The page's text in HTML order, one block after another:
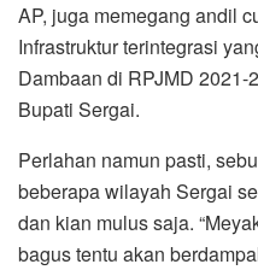
AP, juga memegang andil
Infrastruktur terintegrasi
Dambaan di RPJMD
Bupati Sergai.
Perlahan namun pasti,
beberapa wilayah Sergai
dan kian mulus saja.
bagus tentu akan